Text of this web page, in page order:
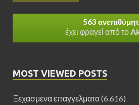
563
έχει φραγεί από το
MOST VIEWED POSTS
Ξεχασμενα επαγγελματα(6.616)